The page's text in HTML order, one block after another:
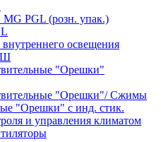
PGL (розн. упак.)
освещения
"Орешки"
"Орешки"/ Сжимы
"Орешки" с инд. стик.
и управления климатом